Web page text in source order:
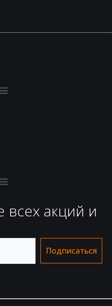
всех акций и
Подписаться